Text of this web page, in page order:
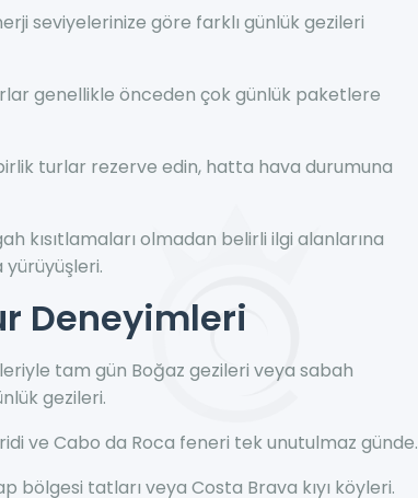
seviyelerinize göre farklı günlük gezileri
genellikle önceden çok günlük paketlere
turlar rezerve edin, hatta hava durumuna
kısıtlamaları olmadan belirli ilgi alanlarına
Deneyimleri
tam gün Boğaz gezileri veya sabah
gezileri.
ve Cabo da Roca feneri tek unutulmaz günde.
bölgesi tatları veya Costa Brava kıyı köyleri.